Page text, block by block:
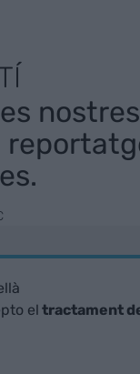
eltractament